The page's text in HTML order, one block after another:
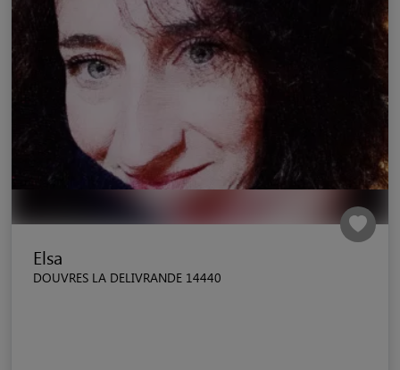
Elsa
DOUVRES LA DELIVRANDE 14440